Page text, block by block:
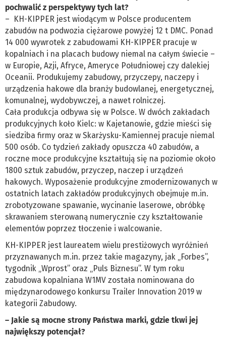
pochwalić z perspektywy tych lat?
– KH-KIPPER jest wiodącym w Polsce producentem
zabudów na podwozia ciężarowe powyżej 12 t DMC. Ponad
14 000 wywrotek z zabudowami KH-KIPPER pracuje w
kopalniach i na placach budowy niemal na całym świecie –
w Europie, Azji, Afryce, Ameryce Południowej czy dalekiej
Oceanii. Produkujemy zabudowy, przyczepy, naczepy i
urządzenia hakowe dla branży budowlanej, energetycznej,
komunalnej, wydobywczej, a nawet rolniczej.
Cała produkcja odbywa się w Polsce. W dwóch zakładach
produkcyjnych koło Kielc: w Kajetanowie, gdzie mieści się
siedziba firmy oraz w Skarżysku-Kamiennej pracuje niemal
500 osób. Co tydzień zakłady opuszcza 40 zabudów, a
roczne moce produkcyjne kształtują się na poziomie około
1800 sztuk zabudów, przyczep, naczep i urządzeń
hakowych. Wyposażenie produkcyjne zmodernizowanych w
ostatnich latach zakładów produkcyjnych obejmuje m.in.
zrobotyzowane spawanie, wycinanie laserowe, obróbkę
skrawaniem sterowaną numerycznie czy kształtowanie
elementów poprzez tłoczenie i walcowanie.
KH-KIPPER jest laureatem wielu prestiżowych wyróżnień
przyznawanych m.in. przez takie magazyny, jak „Forbes”,
tygodnik „Wprost” oraz „Puls Biznesu”. W tym roku
zabudowa kopalniana W1MV została nominowana do
międzynarodowego konkursu Trailer Innovation 2019 w
kategorii Zabudowy.
– Jakie są mocne strony Państwa marki, gdzie tkwi jej
największy potencjał?